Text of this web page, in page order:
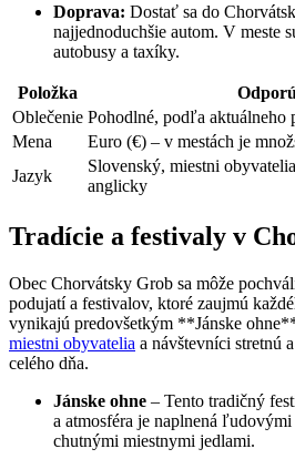
Doprava: Dostať sa do
najjednoduchšie autom. V meste
autobusy a taxíky.
Položka
Oblečenie Pohodlné, podľa aktuálneho
Mena
Euro (€) – v mestách je
Jazyk
Slovenský, miestni
anglicky
Tradície a festivaly v
Obec Chorvátsky Grob sa môže
podujatí a festivalov, ktoré zaujmú
vynikajú predovšetkým **Jánske
miestni obyvatelia a návštevníci stretnú
celého dňa.
Jánske ohne – Tento tradičný
a atmosféra je naplnená
chutnými miestnymi jedlami.